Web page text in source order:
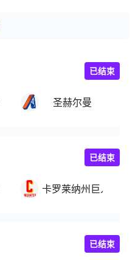
圣赫尔曼
已结束
卡罗莱纳州巨人
已结束
已结束